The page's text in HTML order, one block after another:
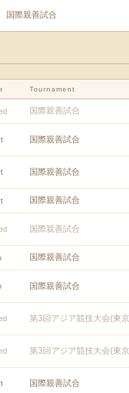
国際親善試合
Tournament
国際親善試合
国際親善試合
国際親善試合
国際親善試合
国際親善試合
国際親善試合
国際親善試合
第3回アジア競技大会(東
第3回アジア競技大会(東
国際親善試合